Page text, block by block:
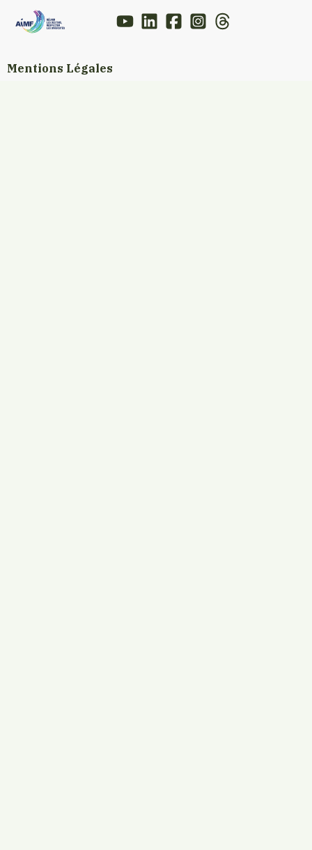
Mentions Légales